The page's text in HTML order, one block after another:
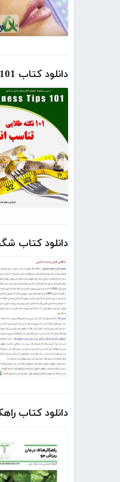
دانلود کتاب 101 نکته طلایی تناسب اندام
دانلود کتاب
دانلود کتاب